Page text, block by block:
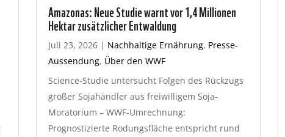
Amazonas: Neue Studie warnt vor 1,4 Millionen
Hektar zusätzlicher Entwaldung
Juli 23, 2026| Nachhaltige Ernährung, Presse-
Aussendung, Über den WWF
Science-Studie untersucht Folgen des Rückzugs
großer Sojahändler aus freiwilligem Soja-
Moratorium – WWF-Umrechnung:
Prognostizierte Rodungsfläche entspricht rund